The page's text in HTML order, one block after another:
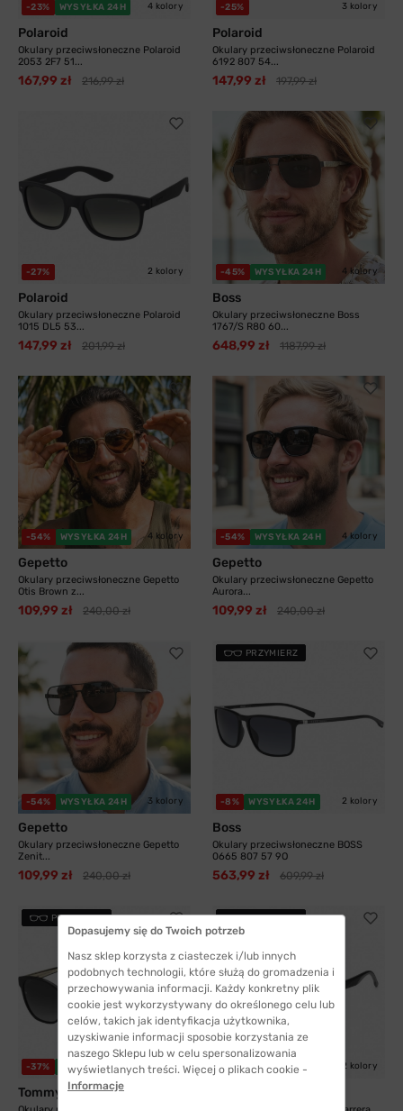
-23% WYSYŁKA 24H 4 kolory
Polaroid
Okulary przeciwsłoneczne Polaroid
2053 2F7 51...
167,99 zł 216,99 zł
-25% 3 kolory
Polaroid
Okulary przeciwsłoneczne Polaroid
6192 807 54...
147,99 zł 197,99 zł
-27% 2 kolory
Polaroid
Okulary przeciwsłoneczne Polaroid
1015 DL5 53...
147,99 zł 201,99 zł
-45% WYSYŁKA 24H 4 kolory
Boss
Okulary przeciwsłoneczne Boss
1767/S R80 60...
648,99 zł 1187,99 zł
-54% WYSYŁKA 24H 4 kolory
Gepetto
Okulary przeciwsłoneczne Gepetto
Otis Brown z...
109,99 zł 240,00 zł
-54% WYSYŁKA 24H 4 kolory
Gepetto
Okulary przeciwsłoneczne Gepetto
Aurora...
109,99 zł 240,00 zł
-54% WYSYŁKA 24H 3 kolory
Gepetto
Okulary przeciwsłoneczne Gepetto
Zenit...
109,99 zł 240,00 zł
PRZYMIERZ
-8% WYSYŁKA 24H 2 kolory
Boss
Okulary przeciwsłoneczne BOSS
0665 807 57 9O
563,99 zł 609,99 zł
PRZYMIERZ
-37% WYSYŁKA 24H 2 kolory
Tommy Hilfiger
PRZYMIERZ
-21% WYSYŁKA 24H 2 kolory
Dopasujemy się do Twoich potrzeb
Nasz sklep korzysta z ciasteczek i/lub innych
podobnych technologii, które służą do gromadzenia i
przechowywania informacji. Każdy konkretny plik
cookie jest wykorzystywany do określonego celu lub
celów, takich jak identyfikacja użytkownika,
uzyskiwanie informacji sposobie korzystania ze
naszego Sklepu lub w celu spersonalizowania
wyświetlanych treści. Więcej o plikach cookie -
Informacje